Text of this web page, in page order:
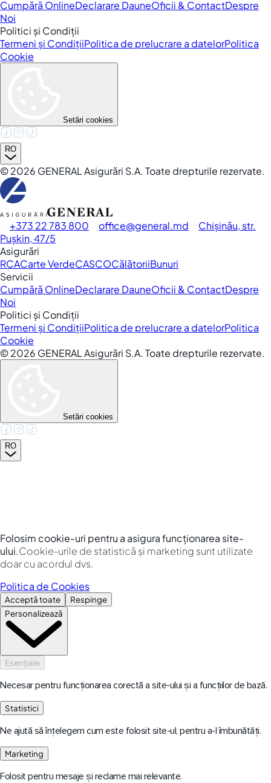
Cumpără OnlineDeclarare DauneOficii & ContactDespre
Noi
Politici și Condiții
Termeni și CondițiiPolitica de prelucrare a datelorPolitica
Cookie
Setări cookies
RO
©2026 GENERAL Asigurări S.A. Toate drepturile rezervate.
+373 22 783 800 office general.md
Chișinău, str.
Pușkin, 47/5
Asigurări
RCACarte VerdeCASCOCălătoriiBunuri
Servicii
Cumpără OnlineDeclarare DauneOficii & ContactDespre
Noi
Politici și Condiții
Termeni și CondițiiPolitica de prelucrare a datelorPolitica
Cookie
©2026 GENERAL Asigurări S.A. Toate drepturile rezervate.
Setări cookies
RO
Folosim cookie-uri pentru a asigura funcționarea site-
ului.Cookie-urile de statistică și marketing sunt utilizate
doar cu acordul dvs.
Politica de Cookies
Acceptă toate
Respinge
Personalizează
Esențiale
Necesar pentru funcționarea corectă a site-ului și a funcțiilor de bază.
Statistici
Ne ajută să înțelegem cum este folosit site-ul, pentru a-l îmbunătăți.
Marketing
Folosit pentru mesaje și reclame mai relevante.